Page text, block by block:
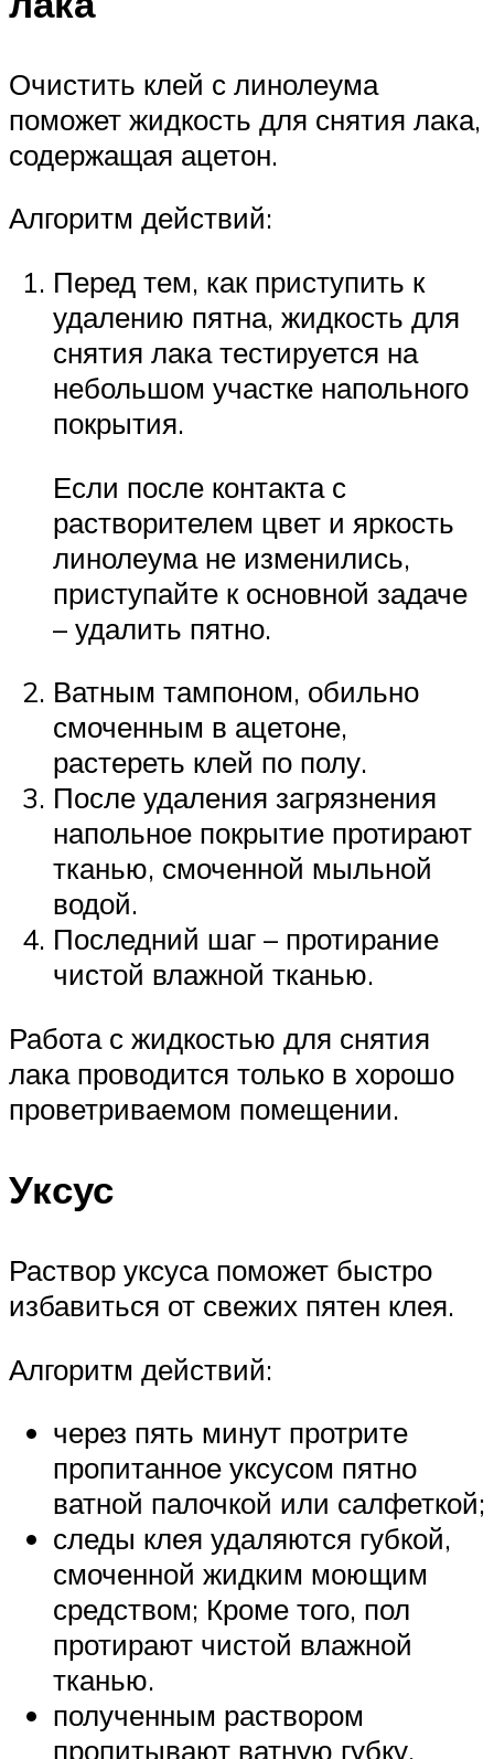
Очистить клей с линолеума
поможет жидкость для снятия лака,
содержащая ацетон.
Алгоритм действий:
Перед тем, как приступить к
удалению пятна, жидкость для
снятия лака тестируется на
небольшом участке напольного
покрытия.
Если после контакта с
растворителем цвет и яркость
линолеума не изменились,
приступайте к основной задаче
– удалить пятно.
Ватным тампоном, обильно
смоченным в ацетоне,
растереть клей по полу.
После удаления загрязнения
напольное покрытие протирают
тканью, смоченной мыльной
водой.
Последний шаг – протирание
чистой влажной тканью.
Работа с жидкостью для снятия
лака проводится только в хорошо
проветриваемом помещении.
Уксус
Раствор уксуса поможет быстро
избавиться от свежих пятен клея.
Алгоритм действий:
через пять минут протрите
пропитанное уксусом пятно
ватной палочкой или салфеткой;
следы клея удаляются губкой,
смоченной жидким моющим
средством; Кроме того, пол
протирают чистой влажной
тканью.
полученным раствором
пропитывают ватную губку,